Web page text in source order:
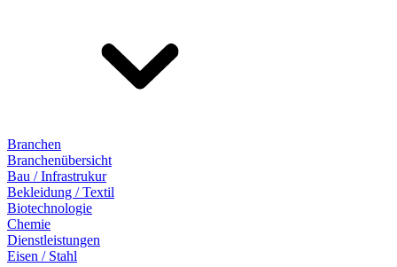
Branchen
Branchenübersicht
Bau / Infrastrukur
Bekleidung / Textil
Biotechnologie
Chemie
Dienstleistungen
Eisen / Stahl